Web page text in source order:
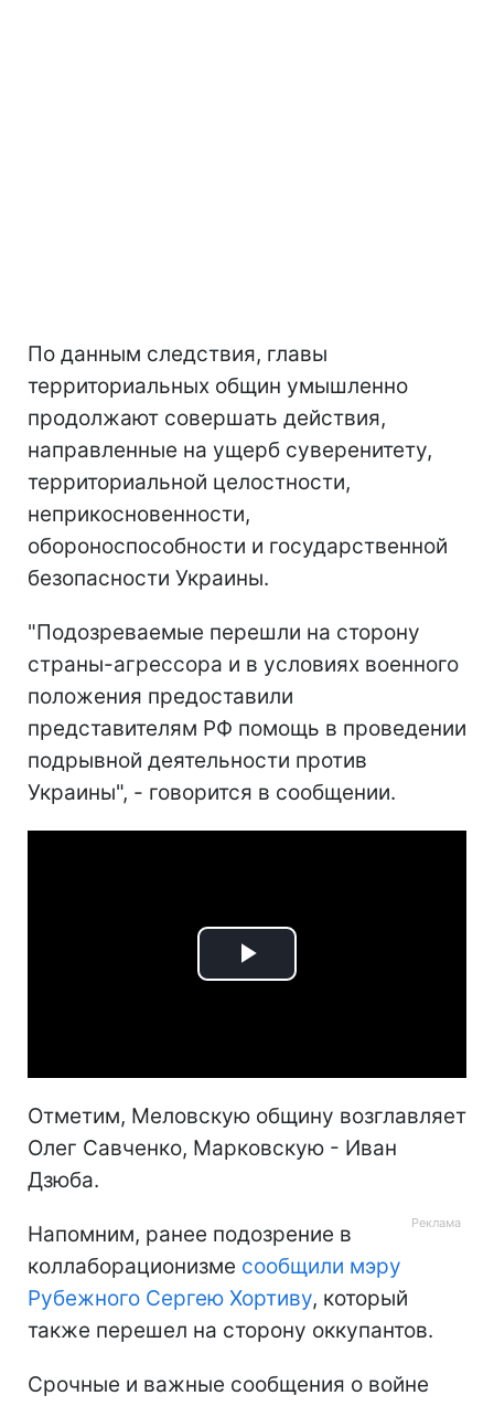
По данным следствия, главы
территориальных общин умышленно
продолжают совершать действия,
направленные на ущерб суверенитету,
территориальной целостности,
неприкосновенности,
обороноспособности и государственной
безопасности Украины.
"Подозреваемые перешли на сторону
страны-агрессора и в условиях военного
положения предоставили
представителям РФ помощь в проведении
подрывной деятельности против
Украины", - говорится в сообщении.
Play
Отметим, Меловскую общину возглавляет
Олег Савченко, Марковскую - Иван
Дзюба.
Напомним, ранее подозрение в
коллаборационизме сообщили мэру
Рубежного Сергею Хортиву, который
также перешел на сторону оккупантов.
Срочные и важные сообщения о войне